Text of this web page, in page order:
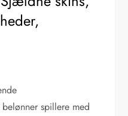
spillere med